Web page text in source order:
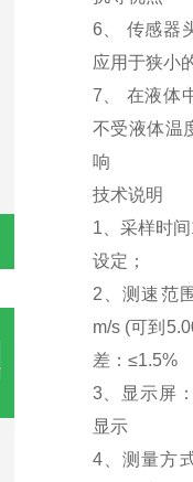
6、 传感器
应用于狭小
7、 在液体
不受液体温
响
技术说明
1、采样时
设定；
2、测速范
m/s (可到
差：≤1.5%
3、显示屏
显示
4、测量方